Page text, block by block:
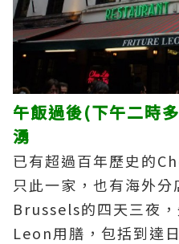
午飯過後(下午二時
湧
已有超過百年歷史的
只此一家，也有海外
Brussels的四天三夜
Leon用膳，包括到達